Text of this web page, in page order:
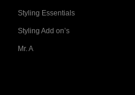
Styling Essentials
Styling Add on’s
Mr. A